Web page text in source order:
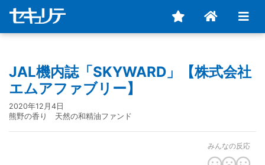
JAL機内誌「SKYWARD」【株式会社
エムアファブリー】
2020年12月4日
熊野の香り 天然の和精油ファンド
みんなの反応